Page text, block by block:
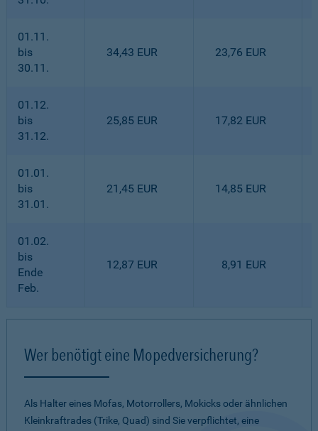
01.11.
bis
30.11.
34,43 EUR 23,76 EUR
01.12.
bis
31.12.
25,85 EUR 17,82 EUR
01.01.
bis
31.01.
21,45 EUR 14,85 EUR
01.02.
bis
Ende
Feb.
12,87 EUR 8,91 EUR
Wer benötigt eine Mopedversicherung?
Als Halter eines Mofas, Motorrollers, Mokicks oder ähnlichen
Kleinkraftrades (Trike, Quad) sind Sie verpflichtet, eine